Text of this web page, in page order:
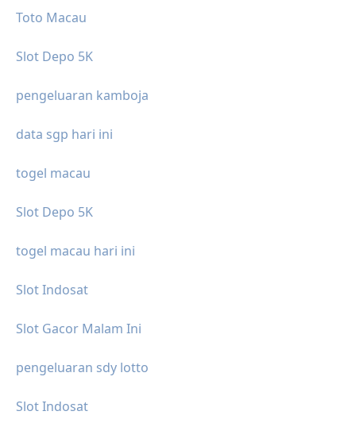
Toto Macau
Slot Depo 5K
pengeluaran kamboja
data sgp hari ini
togel macau
Slot Depo 5K
togel macau hari ini
Slot Indosat
Slot Gacor Malam Ini
pengeluaran sdy lotto
Slot Indosat